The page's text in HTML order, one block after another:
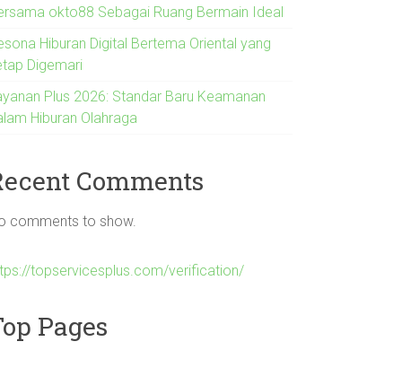
okto88 Sebagai Ruang Bermain Ideal
Hiburan Digital Bertema Oriental yang
Digemari
Plus 2026: Standar Baru Keamanan
Hiburan Olahraga
Comments
comments to show.
topservicesplus.com/verification/
Pages